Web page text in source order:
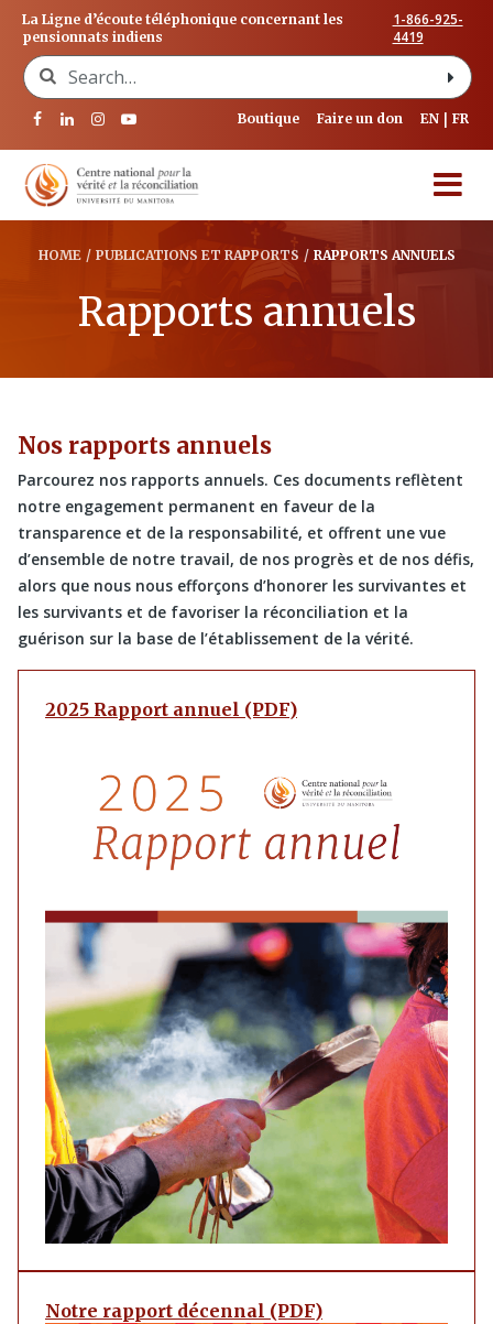
La Ligne d’écoute téléphonique concernant les
pensionnats indiens
1-866-925-
4419
Search for:
Boutique Faire un don EN FR
HOME / PUBLICATIONS ET RAPPORTS / RAPPORTS ANNUELS
Rapports annuels
Nos rapports annuels
Parcourez nos rapports annuels. Ces documents reflètent
notre engagement permanent en faveur de la
transparence et de la responsabilité, et offrent une vue
d’ensemble de notre travail, de nos progrès et de nos défis,
alors que nous nous efforçons d’honorer les survivantes et
les survivants et de favoriser la réconciliation et la
guérison sur la base de l’établissement de la vérité.
2025 Rapport annuel (PDF)
Notre rapport décennal (PDF)